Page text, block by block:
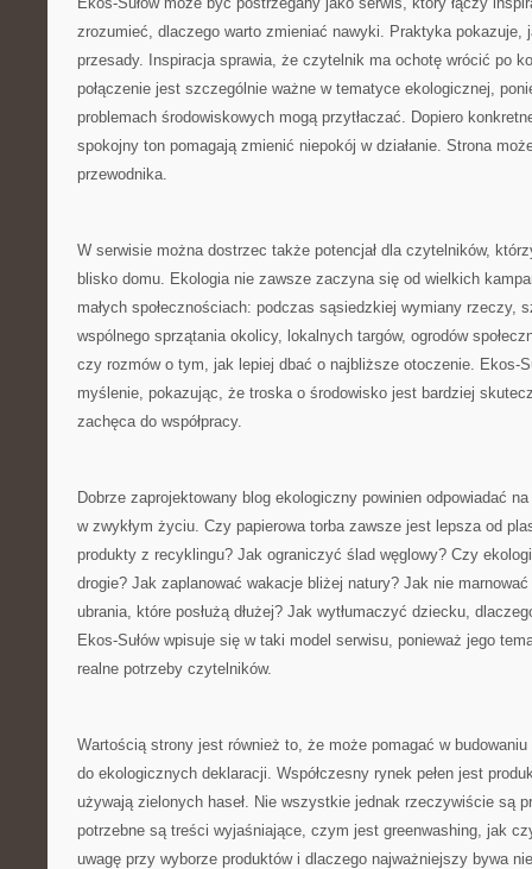
zrozumieć, dlaczego warto zmieniać nawyki. Praktyka pokazuje,
przesady. Inspiracja sprawia, że czytelnik ma ochotę wrócić po
połączenie jest szczególnie ważne w tematyce ekologicznej,
problemach środowiskowych mogą przytłaczać. Dopiero
spokojny ton pomagają zmienić niepokój w działanie. Strona
przewodnika.
W serwisie można dostrzec także potencjał dla czytelników,
blisko domu. Ekologia nie zawsze zaczyna się od wielkich
małych społecznościach: podczas sąsiedzkiej wymiany rzeczy,
wspólnego sprzątania okolicy, lokalnych targów, ogrodów
czy rozmów o tym, jak lepiej dbać o najbliższe otoczenie. Ekos-
myślenie, pokazując, że troska o środowisko jest bardziej
zachęca do współpracy.
Dobrze zaprojektowany blog ekologiczny powinien odpowiadać
w zwykłym życiu. Czy papierowa torba zawsze jest lepsza od
produkty z recyklingu? Jak ograniczyć ślad węglowy? Czy
drogie? Jak zaplanować wakacje bliżej natury? Jak nie
ubrania, które posłużą dłużej? Jak wytłumaczyć dziecku,
Ekos-Sułów wpisuje się w taki model serwisu, ponieważ jego
realne potrzeby czytelników.
Wartością strony jest również to, że może pomagać w
do ekologicznych deklaracji. Współczesny rynek pełen jest
używają zielonych haseł. Nie wszystkie jednak rzeczywiście są
potrzebne są treści wyjaśniające, czym jest greenwashing, jak
uwagę przy wyborze produktów i dlaczego najważniejszy bywa